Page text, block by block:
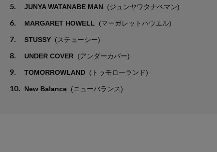
5. JUNYA WATANABE MAN (ジュンヤワタナベマン)
6. MARGARET HOWELL (マーガレットハウエル)
7. STUSSY (ステューシー)
8. UNDER COVER (アンダーカバー)
9. TOMORROWLAND (トゥモローランド)
10. New Balance (ニューバランス)